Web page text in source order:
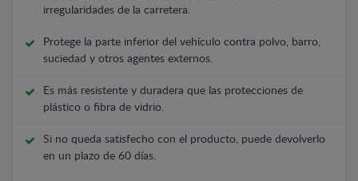
irregularidades de la carretera.
Protege la parte inferior del vehículo contra polvo, barro,
suciedad y otros agentes externos.
Es más resistente y duradera que las protecciones de
plástico o fibra de vidrio.
Si no queda satisfecho con el producto, puede devolverlo
en un plazo de 60 días.